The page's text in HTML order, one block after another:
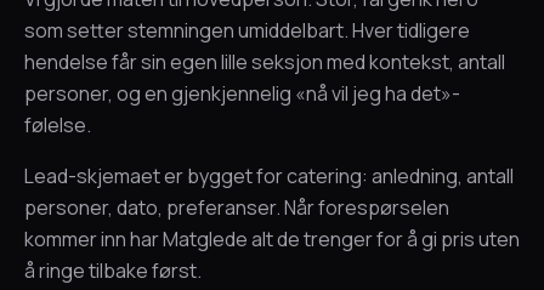
som setter stemningen umiddelbart. Hver tidligere
hendelse får sin egen lille seksjon med kontekst, antall
personer, og en gjenkjennelig «nå vil jeg ha det»-
følelse.
Lead-skjemaet er bygget for catering: anledning, antall
personer, dato, preferanser. Når forespørselen
kommer inn har Matglede alt de trenger for å gi pris uten
å ringe tilbake først.